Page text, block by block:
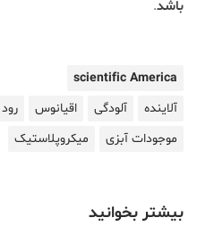
باشد.
scientific America
آلاینده
آلودگی اقیانوس رود
موجودات آبزی
میکروپلاستیک
بیشتر بخوانید